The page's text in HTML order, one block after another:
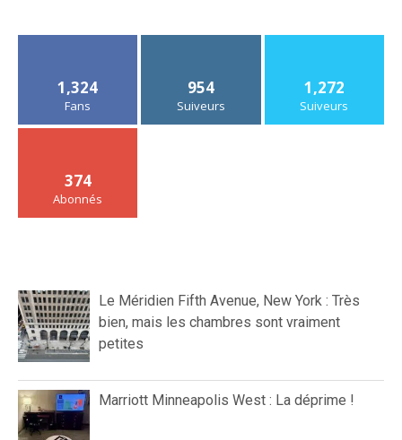
1,324
Fans
954
Suiveurs
1,272
Suiveurs
374
Abonnés
Le Méridien Fifth Avenue, New York : Très
bien, mais les chambres sont vraiment
petites
Marriott Minneapolis West : La déprime !